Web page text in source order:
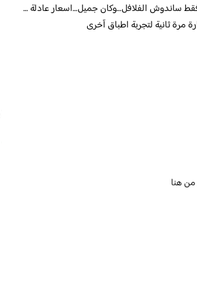
ساندوش الفلافل…وكان جميل…اسعار عادلة …
ثانية لتجربة اطباق آخرى
من هنا